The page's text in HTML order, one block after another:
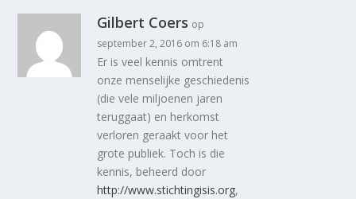
Gilbert Coers op
september 2, 2016 om 6:18 am
Er is veel kennis omtrent
onze menselijke geschiedenis
(die vele miljoenen jaren
teruggaat) en herkomst
verloren geraakt voor het
grote publiek. Toch is die
kennis, beheerd door
http://www.stichtingisis.org,